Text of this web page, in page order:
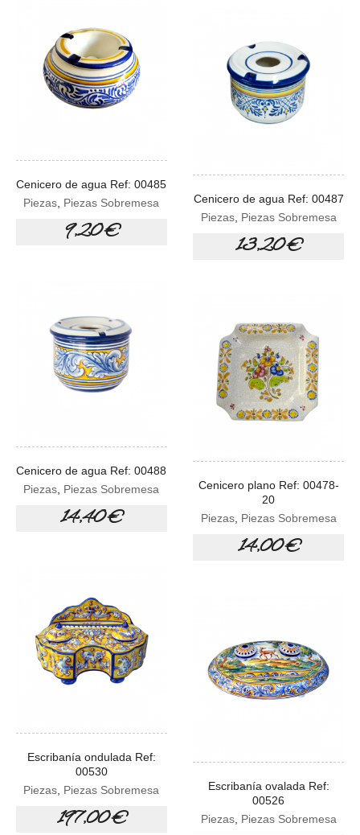
Cenicero de agua Ref: 00485
Piezas, Piezas Sobremesa
9,20 €
Cenicero de agua Ref: 00487
Piezas, Piezas Sobremesa
13,20 €
Cenicero de agua Ref: 00488
Piezas Piezas Sobremesa
14,40 €
Cenicero plano Ref: 00478-
20
Piezas, Piezas Sobremesa
14,00 €
Escribanía ondulada Ref:
00530
Piezas Piezas Sobremesa
197,00 €
Escribanía ovalada Ref:
00526
Piezas, Piezas Sobremesa